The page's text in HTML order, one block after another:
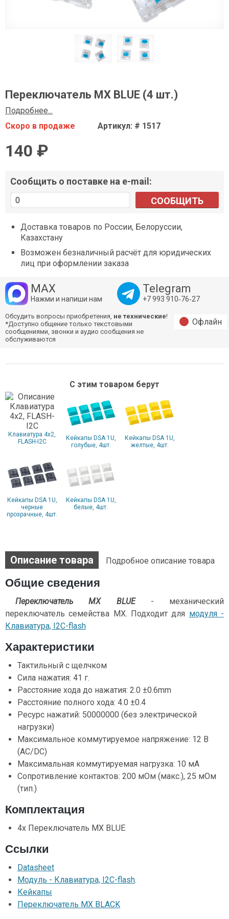
Переключатель MX BLUE (4 шт.)
Подробнее...
Скоро в продаже
Артикул: # 1517
140 ₽
Сообщить о поставке на e-mail:
СООБЩИТЬ
Доставка товаров по России, Белоруссии,
Казахстану
Возможен безналичный расчёт для юридических
лиц при оформлении заказа
MAX
Нажми и напиши нам
Telegram
+7 993 910‑76‑27
Обсудить вопросы приобретения, не технические!
*Доступно общение только текстовыми
сообщениями, звонки и аудио сообщения не
обслуживаются
Офлайн
С этим товаром берут
Клавиатура 4x2,
FLASH-I2C
Кейкапы DSA 1U,
голубые, 4шт.
Кейкапы DSA 1U,
желтые, 4шт.
Кейкапы DSA 1U,
черные
прозрачные, 4шт.
Кейкапы DSA 1U,
белые, 4шт.
Описание товара Подробное описание товара
Общие сведения
Переключатель MX BLUE- механический
переключатель семейства MX. Подходит для модуля -
Клавиатура, I2C-flash
Характеристики
Тактильный с щелчком
Сила нажатия: 41 г.
Расстояние хода до нажатия: 2.0 ±0.6mm
Расстояние полного хода: 4.0 ±0.4
Ресурс нажатий: 50000000 (без электрической
нагрузки)
Максимальное коммутируемое напряжение: 12 В
(AC/DC)
Максимальная коммутируемая нагрузка: 10 мА
Сопротивление контактов: 200 мОм (макс.), 25 мОм
(тип.)
Комплектация
4x Переключатель MX BLUE
Ссылки
Datasheet
Модуль - Клавиатура, I2C-flash.
Кейкапы
Переключатель MX BLACK